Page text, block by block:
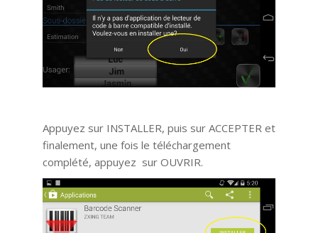
Appuyez sur INSTALLER, puis sur ACCEPTER et
finalement, une fois le téléchargement
complété, appuyez sur OUVRIR.